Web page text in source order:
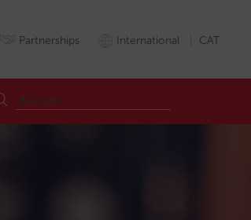
Partnerships International CAT